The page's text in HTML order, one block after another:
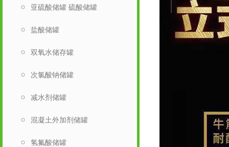
亚硫酸储罐 硫酸储罐
盐酸储罐
双氧水储存罐
次氯酸钠储罐
减水剂储罐
混凝土外加剂储罐
氢氟酸储罐